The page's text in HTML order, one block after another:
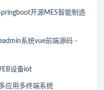
开源MES智能制造
系统vue前端源码 -
设备iot
应用多终端系统